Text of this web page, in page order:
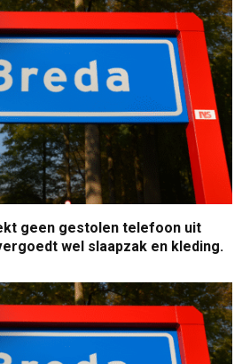
geen gestolen telefoon uit
wel slaapzak en kleding.